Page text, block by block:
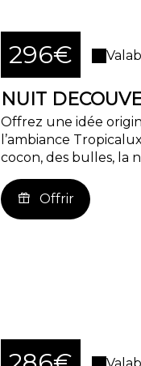
296€
NUIT
Offrez une idée
l’ambiance
cocon, des bulles, la
Offrir